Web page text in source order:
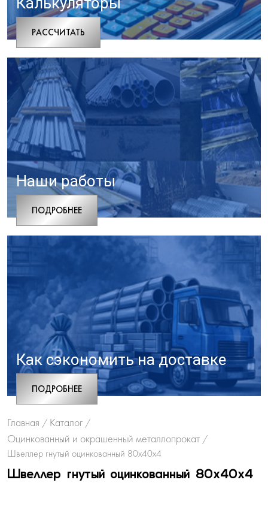
РАCСЧИТАТЬ
Наши работы
ПОДРОБНЕЕ
Как сэкономить на доставке
ПОДРОБНЕЕ
Главная / Каталог /
Оцинкованный и окрашенный металлопрокат /
Швеллер гнутый оцинкованный 80х40х4
Швеллер гнутый оцинкованный 80х40х4